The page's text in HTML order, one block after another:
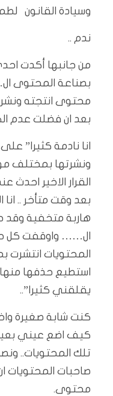
وسيادة القانون
ندم ..
من جانبها أكدت
بصناعة المحتوى
محتوى انتجته
بعد ان فضلت عدم
انا نادمة كثيرا”
ونشرتها بمختلف
القرار الاخير
بعد وقت متأخر ..
هاربة متخفية وقد
ال…… واوقفت كل
المحتويات انتشرت
استطيع حذفها
يقلقني كثيرا”..
كنت شابة صغيرة
كيف اضع عيني
تلك المحتويات..
صاحبات المحتويات
محتوى.